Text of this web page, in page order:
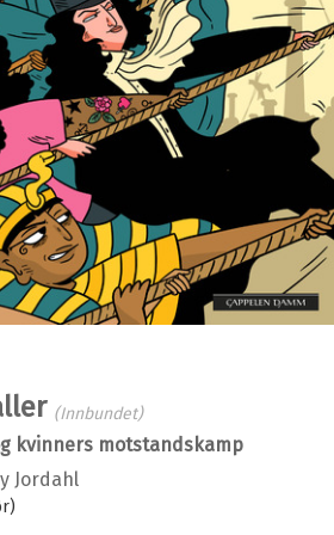
(Innbundet)
kvinners motstandskamp
Jordahl